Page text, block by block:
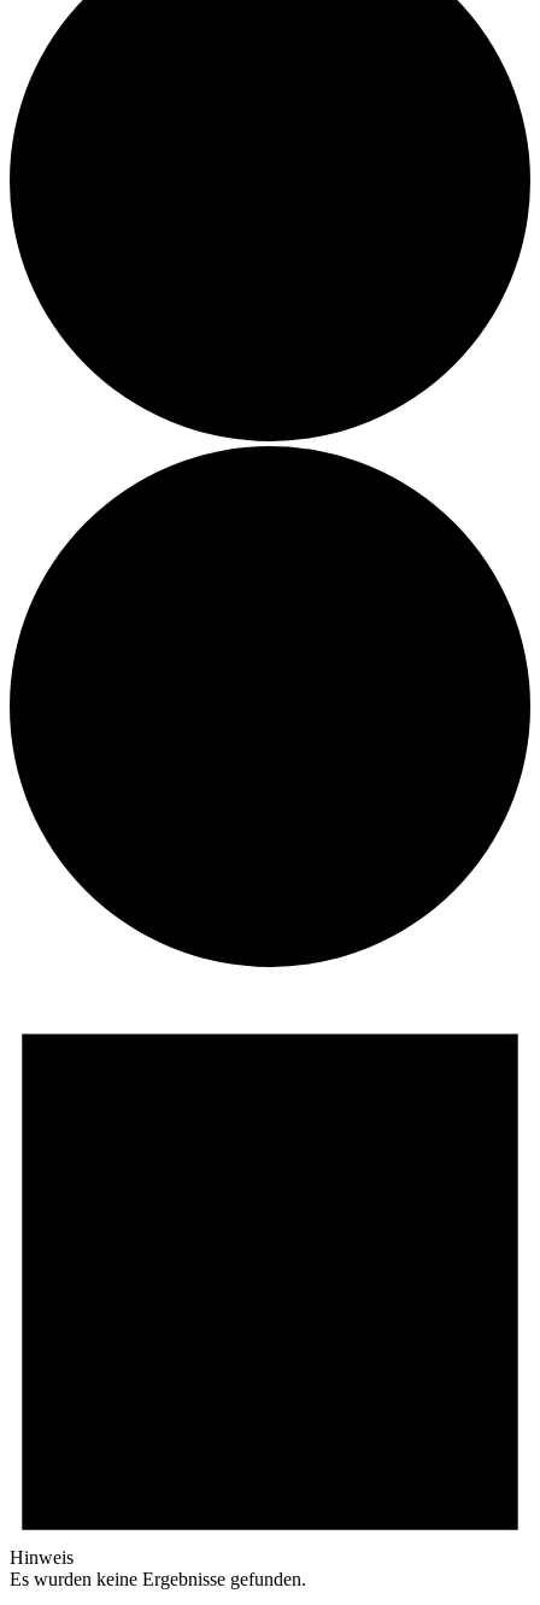
Hinweis
Es wurden keine Ergebnisse gefunden.